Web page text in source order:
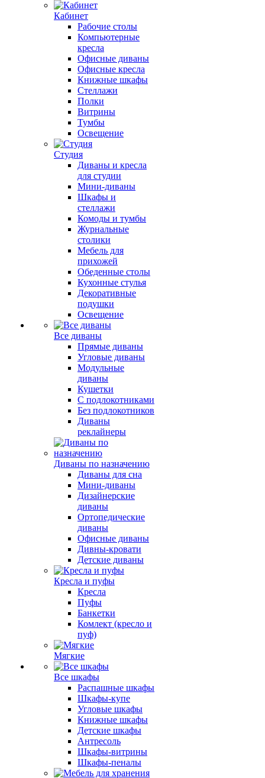
Кабинет
Рабочие столы
Компьютерные
кресла
Офисные диваны
Офисные кресла
Книжные шкафы
Стеллажи
Полки
Витрины
Тумбы
Освещение
Студия
Диваны и кресла
для студии
Мини-диваны
Шкафы и
стеллажи
Комоды и тумбы
Журнальные
столики
Мебель для
прихожей
Обеденные столы
Кухонные стулья
Декоративные
подушки
Освещение
Все диваны
Прямые диваны
Угловые диваны
Модульные
диваны
Кушетки
С подлокотниками
Без подлокотников
Диваны
реклайнеры
Диваны по назначению
Диваны для сна
Мини-диваны
Дизайнерские
диваны
Ортопедические
диваны
Офисные диваны
Дивны-кровати
Детские диваны
Кресла и пуфы
Кресла
Пуфы
Банкетки
Комлект (кресло и
пуф)
Мягкие
Все шкафы
Распашные шкафы
Шкафы-купе
Угловые шкафы
Книжные шкафы
Детские шкафы
Антресоль
Шкафы-витрины
Шкафы-пеналы